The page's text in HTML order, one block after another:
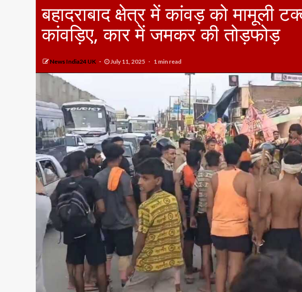
बहादराबाद क्षेत्र में कांवड़ को मामूली
कांवड़िए, कार में जमकर की तोड़फोड़
News India24 UK July 11, 2025 1 min read